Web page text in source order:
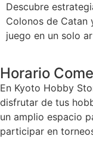
Descubre
Colonos de Catan
juego en un solo
Horario
En Kyoto Hobby
disfrutar de tus
un amplio espacio
participar en